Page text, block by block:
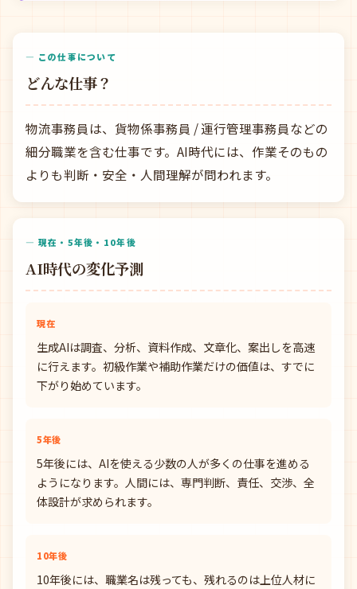
— この仕事について
どんな仕事？
物流事務員は、貨物係事務員 / 運行管理事務員などの
細分職業を含む仕事です。AI時代には、作業そのもの
よりも判断・安全・人間理解が問われます。
— 現在・5年後・10年後
AI時代の変化予測
現在
生成AIは調査、分析、資料作成、文章化、案出しを高速
に行えます。初級作業や補助作業だけの価値は、すでに
下がり始めています。
5年後
5年後には、AIを使える少数の人が多くの仕事を進める
ようになります。人間には、専門判断、責任、交渉、全
体設計が求められます。
10年後
10年後には、職業名は残っても、残れるのは上位人材に